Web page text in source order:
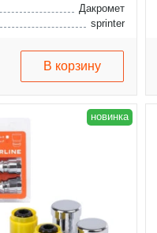
Дакромет
sprinter
В корзину
новинка